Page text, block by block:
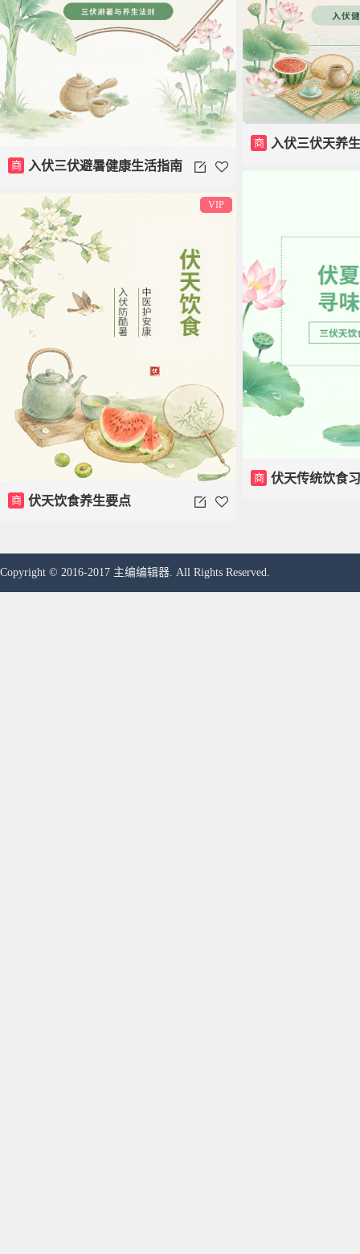
商 入伏三伏天养
商 入伏三伏避暑健康生活指南
商 伏天传统饮食
VIP
商 伏天饮食养生要点
Copyright © 2016-2017 主编编辑器. All Rights Reserved.